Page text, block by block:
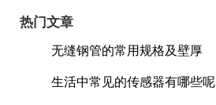
热门文章
无缝钢管的常用规格及壁厚
生活中常见的传感器有哪些呢